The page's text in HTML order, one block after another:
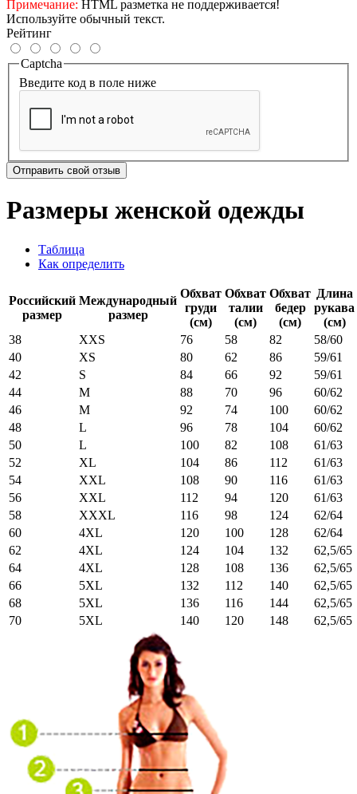
Примечание: HTML разметка не поддерживается!
Используйте обычный текст.
Рейтинг
Captcha
Введите код в поле ниже
Отправить свой отзыв
Размеры женской одежды
Таблица
Как определить
Российский
размер
Международный
размер
Обхват
груди
(см)
Обхват
талии
(см)
Обхват
бедер
(см)
Длина
рукава
(см)
38
XXS 76 58 82
58/60
40
XS 80 62 86
59/61
42
S 84 66 92
59/61
44
M 88 70 96
60/62
46
M 92 74 100
60/62
48
L 96 78 104
60/62
50
L 100 82 108
61/63
52
XL 104 86 112
61/63
54
XXL 108 90 116
61/63
56
XXL 112 94 120
61/63
58
XXXL 116 98 124
62/64
60
4XL 120 100 128
62/64
62
4XL 124 104 132
62,5/65
64
4XL 128 108 136
62,5/65
66
5XL 132 112 140
62,5/65
68
5XL 136 116 144
62,5/65
70
5XL 140 120 148 62,5/65